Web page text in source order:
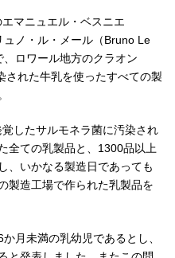
マニュエル・ベスニエ
ュノ・ル・メール（Bruno Le
ロワール地方のクラオン
された牛乳を使ったすべての製
したサルモネラ菌に汚染され
全ての乳製品と、1300品以上
、いかなる製造日であっても
製造工場で作られた乳製品を
月未満の乳幼児であるとし、